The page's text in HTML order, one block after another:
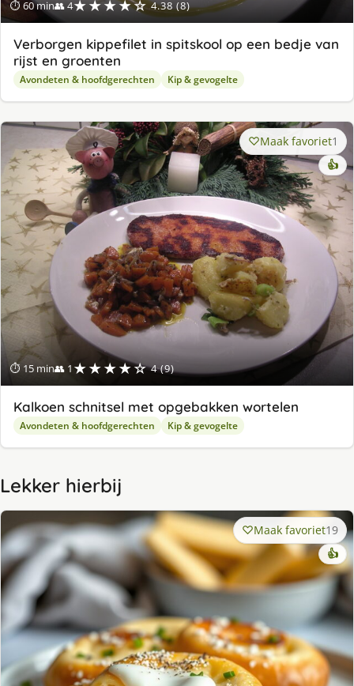
⏱ 60 min👥 4★★★★☆ 4.38 (8)
Verborgen kippefilet in spitskool op een bedje van
rijst en groenten
Avondeten & hoofdgerechten Kip & gevogelte
⏱ 15 min👥 1 ★★★★☆ 4 (9)
Maak favoriet1
👍
Kalkoen schnitsel met opgebakken wortelen
Avondeten & hoofdgerechten Kip & gevogelte
Lekker hierbij
Maak favoriet19
👍